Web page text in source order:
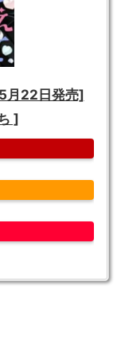
月22日発売]
]